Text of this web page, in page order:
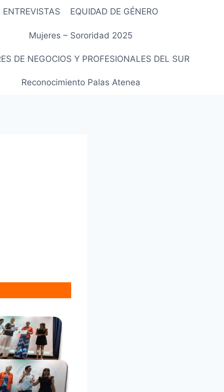
ENTREVISTAS EQUIDAD DE GÉNERO
Mujeres – Sororidad 2025
DE NEGOCIOS Y PROFESIONALES DEL SUR
Reconocimiento Palas Atenea